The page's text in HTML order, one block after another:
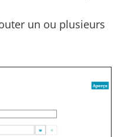
un ou plusieurs